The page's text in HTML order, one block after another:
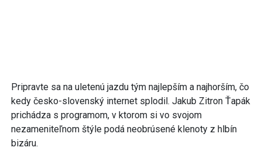
Pripravte sa na uletenú jazdu tým najlepším a najhorším, čo
kedy česko-slovenský internet splodil. Jakub Zitron Ťapák
prichádza s programom, v ktorom si vo svojom
nezameniteľnom štýle podá neobrúsené klenoty z hlbín
bizáru.